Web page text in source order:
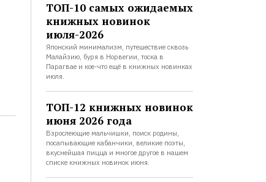
ТОП-10 самых ожидаемых
книжных новинок
июля-2026
Японский минимализм, путешествие сквозь
Малайзию, буря в Норвегии, тоска в
Парагвае и кое-что ещё в книжных новинках
июля.
ТОП-12 книжных новинок
июня 2026 года
Взрослеющие мальчишки, поиск родины,
посапывающие кабанчики, великие поэты,
вкуснейшая пицца и многое другое в нашем
списке книжных новинок июня.